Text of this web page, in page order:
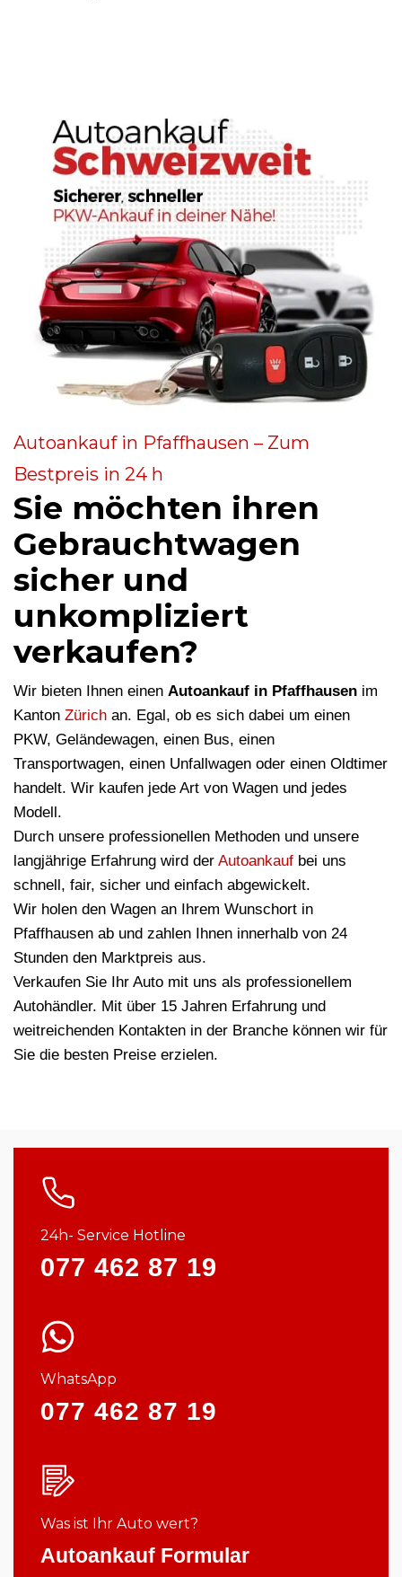
Autoankauf in Pfaffhausen – Zum
Bestpreis in 24 h
Sie möchten ihren
Gebrauchtwagen
sicher und
unkompliziert
verkaufen?
Wir bieten Ihnen einen Autoankauf in Pfaffhausen im
Kanton Zürich an. Egal, ob es sich dabei um einen
PKW, Geländewagen, einen Bus, einen
Transportwagen, einen Unfallwagen oder einen Oldtimer
handelt. Wir kaufen jede Art von Wagen und jedes
Modell.
Durch unsere professionellen Methoden und unsere
langjährige Erfahrung wird der Autoankauf bei uns
schnell, fair, sicher und einfach abgewickelt.
Wir holen den Wagen an Ihrem Wunschort in
Pfaffhausen ab und zahlen Ihnen innerhalb von 24
Stunden den Marktpreis aus.
Verkaufen Sie Ihr Auto mit uns als professionellem
Autohändler. Mit über 15 Jahren Erfahrung und
weitreichenden Kontakten in der Branche können wir für
Sie die besten Preise erzielen.
24h- Service Hotline
077 462 87 19
WhatsApp
077 462 87 19
Was ist Ihr Auto wert?
Autoankauf Formular